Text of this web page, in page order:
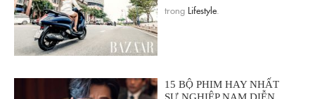
trong Lifestyle
15 BỘ PHIM HAY NHẤT